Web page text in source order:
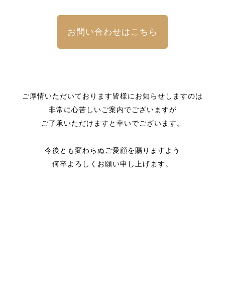
お問い合わせはこちら
ご厚情いただいております皆様にお知らせしますのは
非常に心苦しいご案内でございますが
ご了承いただけますと幸いでございます。
今後とも変わらぬご愛顧を賜りますよう
何卒よろしくお願い申し上げます。